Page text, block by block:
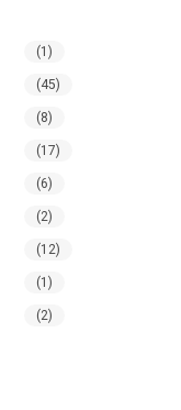
(1)
(45)
(8)
(17)
(6)
(2)
(12)
(1)
(2)